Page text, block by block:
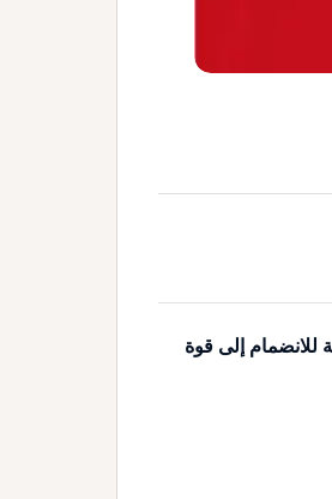
للانضمام إلى قوة